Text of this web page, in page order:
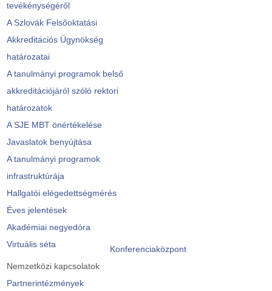
tevékénységéről
A Szlovák Felsőoktatási
Akkreditációs Ügynökség
határozatai
A tanulmányi programok belső
akkreditációjáról szóló rektori
határozatok
A SJE MBT önértékelése
Javaslatok benyújtása
A tanulmányi programok
infrastruktúrája
Hallgatói elégedettségmérés
Éves jelentések
Akadémiai negyedóra
Virtuális séta
Konferenciaközpont
Nemzetközi kapcsolatok
Partnerintézmények